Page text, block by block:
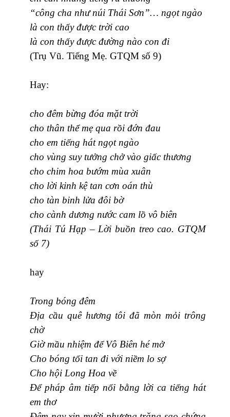
“công cha như núi Thái Sơn”… ngọt ngào
là con thấy được trời cao
là con thấy được đường nào con đi
(Trụ Vũ. Tiếng Mẹ. GTQM số 9)
Hay:
cho đêm bừng đóa mặt trời
cho thân thể mẹ qua rồi đớn đau
cho em tiếng hát ngọt ngào
cho vùng suy tưởng chở vào giấc thương
cho chim hoa bướm mùa xuân
cho lời kinh kệ tan cơn oán thù
cho tàn binh lửa đôi bờ
cho cành dương nước cam lồ vô biên
(Thái Tú Hạp – Lời buồn treo cao. GTQM
số 7)
hay
Trong bóng đêm
Địa cầu quê hương tôi đã mòn mỏi trông
chờ
Giờ mầu nhiệm để Vô Biên hé mở
Cho bóng tối tan đi với niềm lo sợ
Cho hội Long Hoa về
Để pháp âm tiếp nối bằng lời ca tiếng hát
em thơ